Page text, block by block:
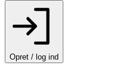
Opret / log ind